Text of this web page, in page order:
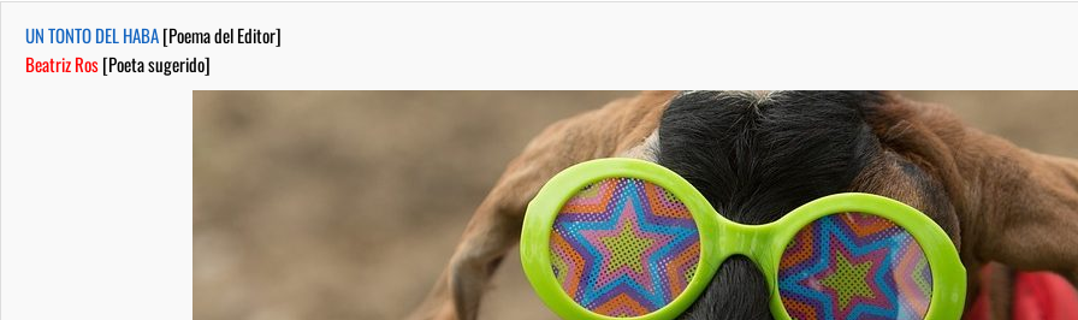
UN TONTO DEL HABA[Poema del Editor]
Beatriz Ros[Poeta sugerido]